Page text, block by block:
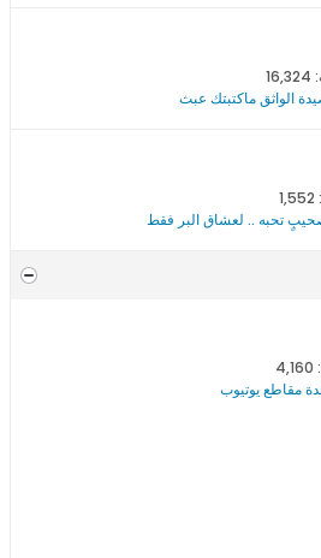
الواثق ماكتبتك عبث
صحيبٍ تحبه .. لعشاق البر فقط
مقاطع يوتيوب